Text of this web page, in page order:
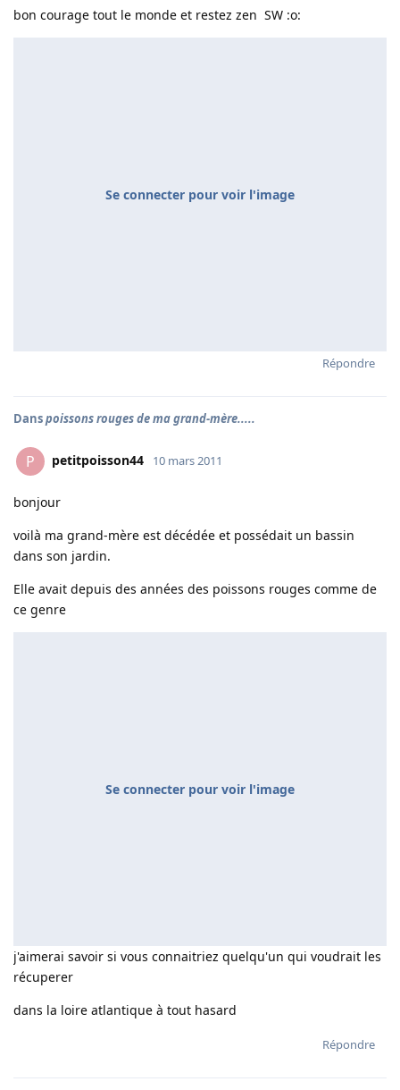
bon courage tout le monde et restez zen SW :o:
Se connecter pour voir l'image
Répondre
Danspoissons rouges de ma grand-mère.....
P petitpoisson44 10 mars 2011
bonjour
voilà ma grand-mère est décédée et possédait un bassin
dans son jardin.
Elle avait depuis des années des poissons rouges comme de
ce genre
Se connecter pour voir l'image
j'aimerai savoir si vous connaitriez quelqu'un qui voudrait les
récuperer
dans la loire atlantique à tout hasard
Répondre